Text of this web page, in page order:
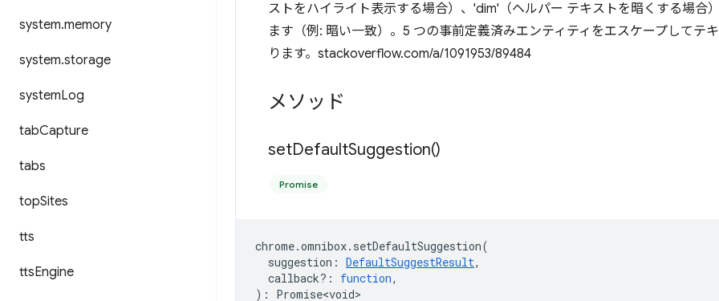
system.memory
system.storage
systemLog
tabCapture
tabs
topSites
tts
ttsEngine
ストをハイライト表示する場合）、'dim'（ヘルパー テキストを暗くする場合
ます（例: 暗い一致）。5 つの事前定義済みエンティティをエスケープしてテ
ります。stackoverflow.com/a/1091953/89484
メソッド
setDefaultSuggestion()
Promise
chrome.omnibox. setDefaultSuggestion(
suggestion : DefaultSuggestResult,
callback? : function,
) : Promise<void>